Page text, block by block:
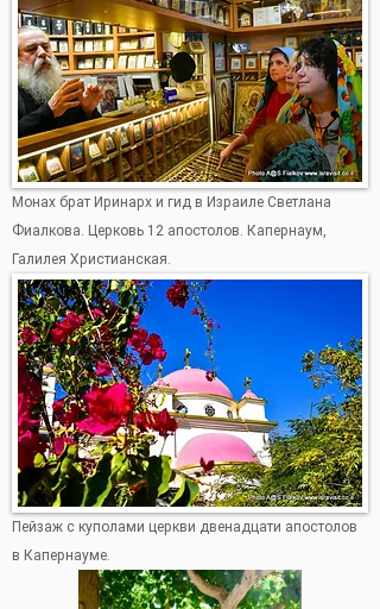
Монах брат Иринарх и гид в Израиле Светлана
Фиалкова. Церковь 12 апостолов. Капернаум,
Галилея Христианская.
Пейзаж с куполами церкви двенадцати апостолов
в Капернауме.